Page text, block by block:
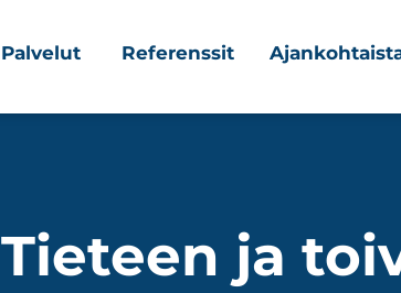
Palvelut Referenssit
Tieteen ja